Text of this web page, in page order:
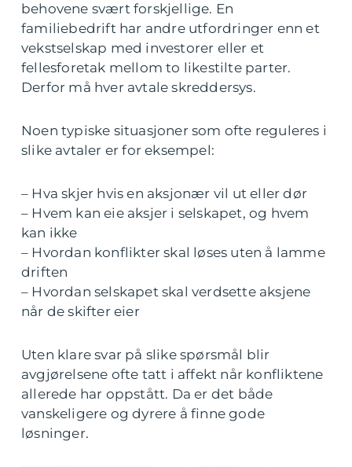
behovene svært forskjellige. En
familiebedrift har andre utfordringer enn et
vekstselskap med investorer eller et
fellesforetak mellom to likestilte parter.
Derfor må hver avtale skreddersys.
Noen typiske situasjoner som ofte reguleres i
slike avtaler er for eksempel:
– Hva skjer hvis en aksjonær vil ut eller dør
– Hvem kan eie aksjer i selskapet, og hvem
kan ikke
– Hvordan konflikter skal løses uten å lamme
driften
– Hvordan selskapet skal verdsette aksjene
når de skifter eier
Uten klare svar på slike spørsmål blir
avgjørelsene ofte tatt i affekt når konfliktene
allerede har oppstått. Da er det både
vanskeligere og dyrere å finne gode
løsninger.